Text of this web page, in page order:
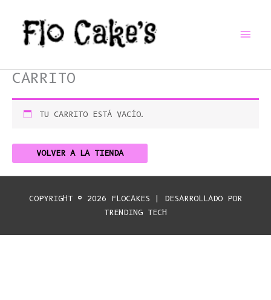
CONTENIDO
CARRITO
TU CARRITO ESTÁ VACÍO.
VOLVER A LA TIENDA
COPYRIGHT © 2026 FLOCAKES | DESARROLLADO POR
TRENDING TECH